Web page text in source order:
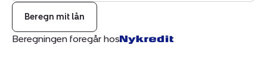
fremvisning?
Beregn mit lån
Beregningen foregår hos